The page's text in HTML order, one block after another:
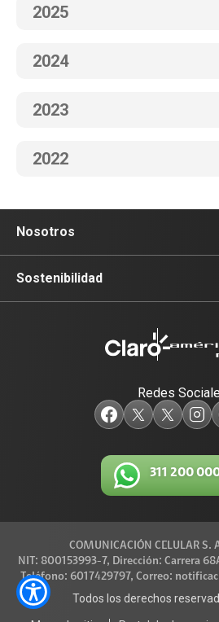
2025
2024
2023
2022
Nosotros
Sala de prensa
Legal y regulatorio
Código de Ética América Móvil
Sostenibilidad
Red de Voluntarios
Diversidad, Equidad e Inclusión
Conexiones
Redes
311 200
COMUNICACIÓN CELULAR S.
NIT: 800153993-7, Dirección: Carrera
Teléfono: 6017429797, Correo:
Todos los derechos